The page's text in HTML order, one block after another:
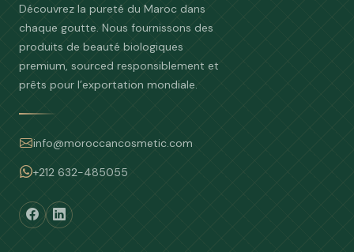
Découvrez la pureté du Maroc dans
chaque goutte. Nous fournissons des
produits de beauté biologiques
premium, sourced responsiblement et
prêts pour l’exportation mondiale.
info@moroccancosmetic.com
+212 632-485055